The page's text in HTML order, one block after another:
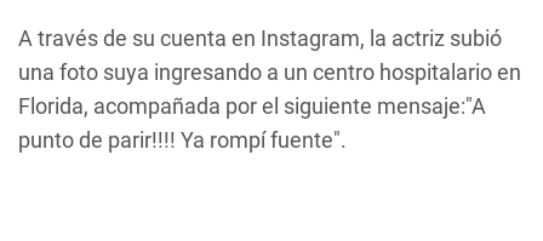
A través de su cuenta en Instagram, la actriz subió
una foto suya ingresando a un centro hospitalario en
Florida, acompañada por el siguiente mensaje:"A
punto de parir!!!! Ya rompí fuente".